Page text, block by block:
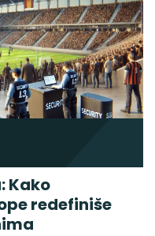
Kako
redefiniše